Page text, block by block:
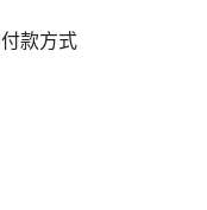
款方式